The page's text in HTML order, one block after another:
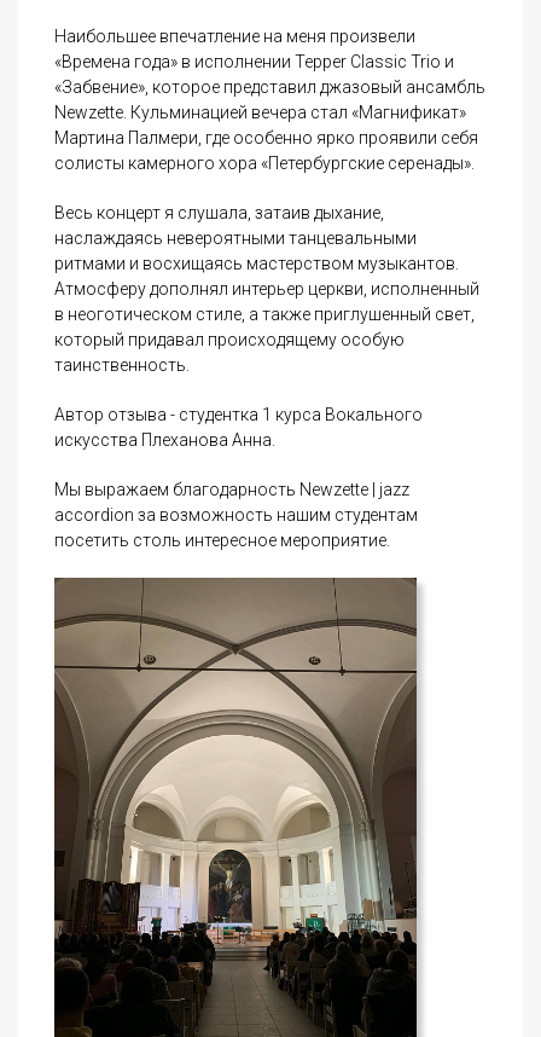
Наибольшее впечатление на меня произвели
«Времена года» в исполнении Tepper Classic Trio и
«Забвение», которое представил джазовый ансамбль
Newzette. Кульминацией вечера стал «Магнификат»
Мартина Палмери, где особенно ярко проявили себя
солисты камерного хора «Петербургские серенады».
Весь концерт я слушала, затаив дыхание,
наслаждаясь невероятными танцевальными
ритмами и восхищаясь мастерством музыкантов.
Атмосферу дополнял интерьер церкви, исполненный
в неоготическом стиле, а также приглушенный свет,
который придавал происходящему особую
таинственность.
Автор отзыва - студентка 1 курса Вокального
искусства Плеханова Анна.
Мы выражаем благодарность Newzette | jazz
accordion за возможность нашим студентам
посетить столь интересное мероприятие.